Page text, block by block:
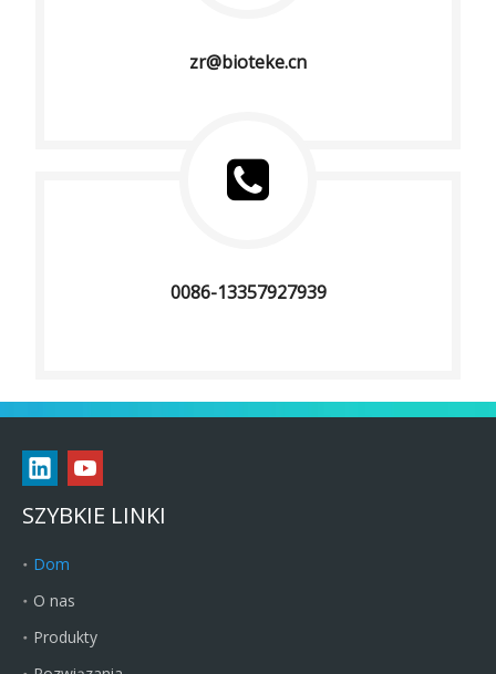
zr@bioteke.cn
0086-13357927939
SZYBKIE LINKI
Dom
O nas
Produkty